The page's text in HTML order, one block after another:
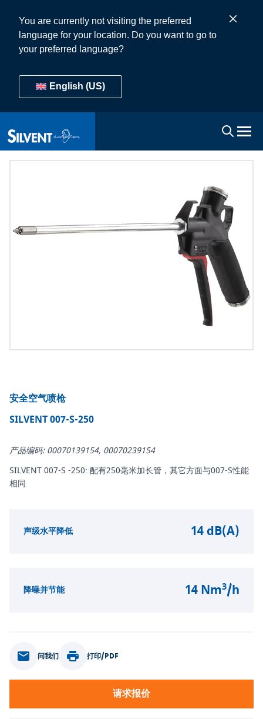
You are currently not visiting the preferred
language for your location. Do you want to go to
your preferred language?
English (US)
安全空气喷枪
SILVENT 007-S-250
产品编码: 00070139154, 00070239154
SILVENT 007-S -250: 配有250毫米加长管，其它方面与007-S性能
相同
声级水平降低 14 dB(A)
降噪并节能 14 Nm3/h
问我们 打印/PDF
请求报价